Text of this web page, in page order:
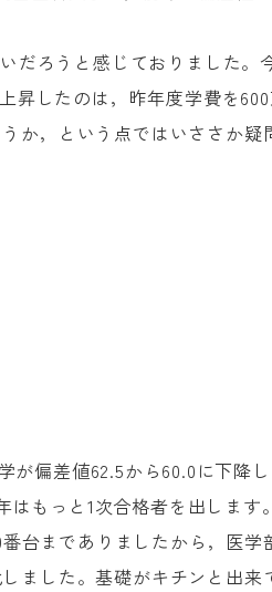
だろうと感じておりました。
昇したのは，昨年度学費を
か，という点ではいささか疑
偏差値62.5から60.0に下降し
もっと1次合格者を出します
台までありましたから，医
ました。基礎がキチンと出来